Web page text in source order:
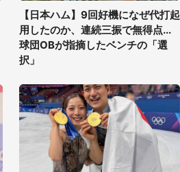
【日本ハム】9回好機になぜ代打起
用したのか、連続三振で無得点...
球団OBが指摘したベンチの「選
択」